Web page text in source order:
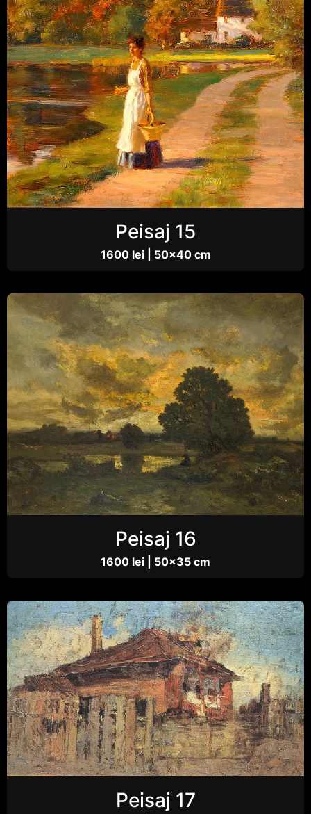
Peisaj 15
1600 lei | 50×40 cm
Peisaj 16
1600 lei | 50×35 cm
Peisaj 17